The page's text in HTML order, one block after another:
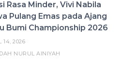
Rasa Minder, Vivi Nabila
Pulang Emas pada Ajang
Bumi Championship 2026
14, 2026
NURUL AINIYAH